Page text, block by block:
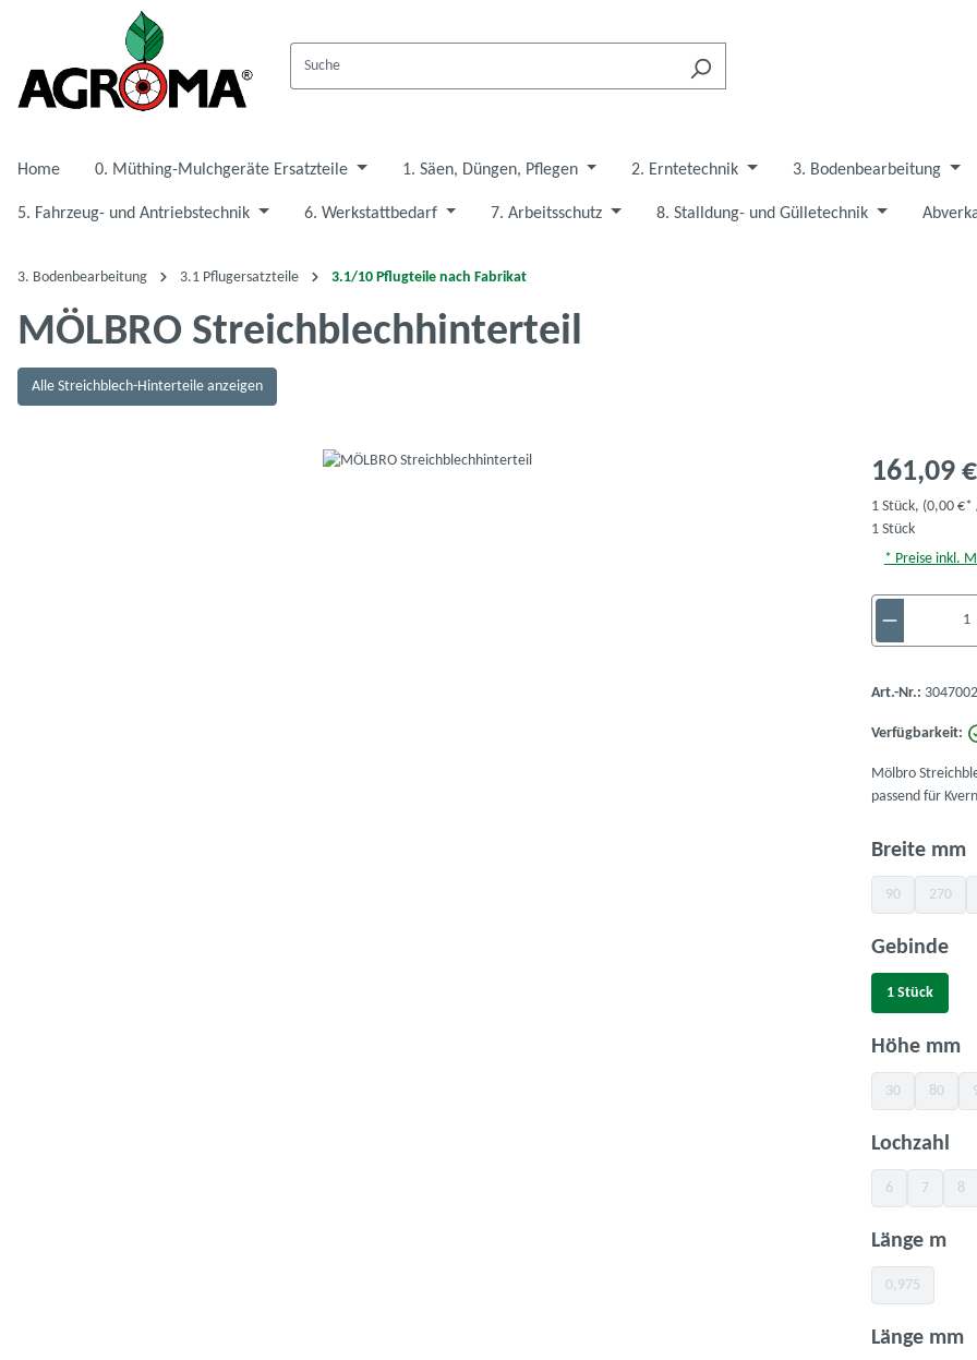
Hauptinhalt springen
Zur Hauptnavigation springen
Home 0. Müthing-Mulchgeräte Ersatzteile 1. Säen, Düngen, Pflegen 2. Erntetechnik 3. Bodenbearbeitung
5. Fahrzeug- und Antriebstechnik 6. Werkstattbedarf 7. Arbeitsschutz 8. Stalldung- und Gülletechnik
3. Bodenbearbeitung 3.1 Pflugersatzteile 3.1/10 Pflugteile nach Fabrikat
MÖLBRO Streichblechhinterteil
Alle Streichblech-Hinterteile anzeigen
161,09
1 Stück, (0,00 €*
1 Stück
* Preise inkl.
Produkt
Art.-Nr.:
Verfügbarkeit:
Mölbro
passend für
Breite mm
90(Diese Option
270(Diese
Gebinde
1 Stück
Höhe mm
30(Diese Option
80(Diese
Lochzahl
6(Diese Option
7(Diese8
Länge m
0,975(Diese
Länge mm